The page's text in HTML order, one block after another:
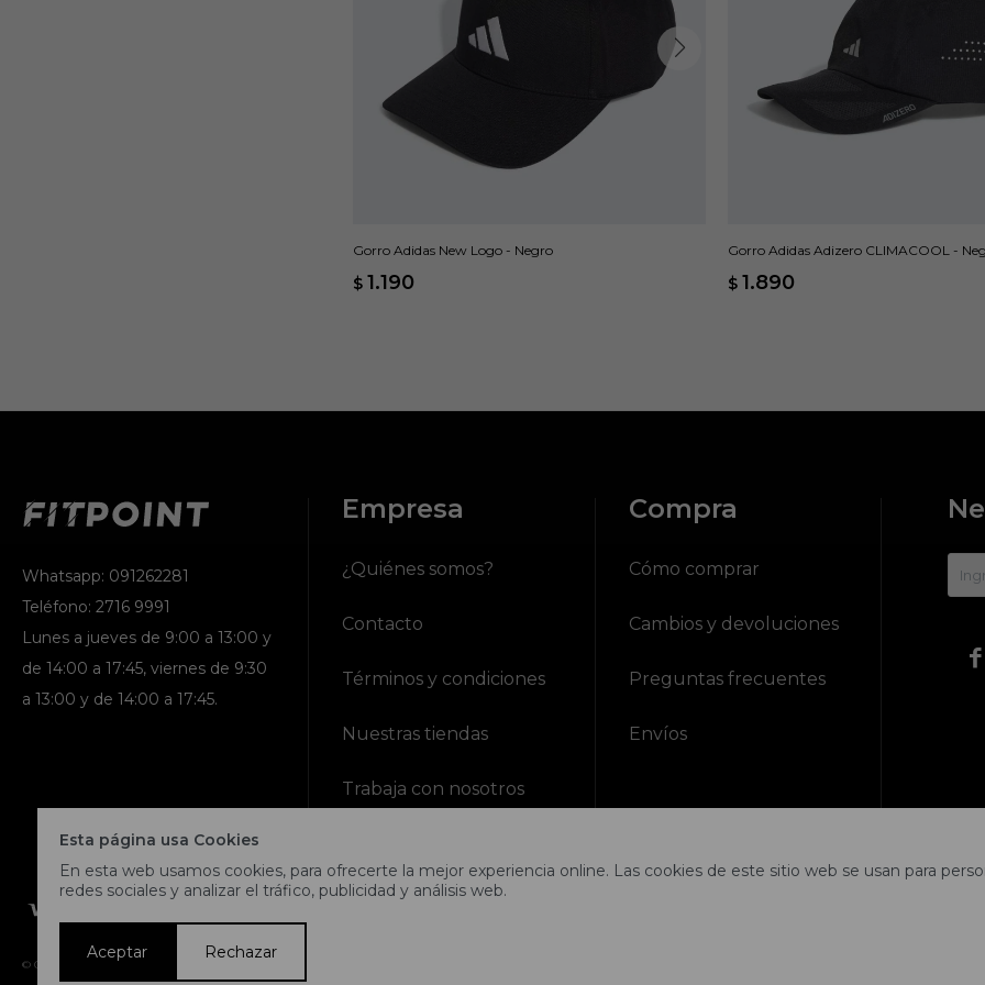
Esta página usa Cookies
En esta web usamos cookies, para ofrecerte la mejor experiencia online. Las cookies de este sitio web se usan para
redes sociales y analizar el tráfico, publicidad y análisis web.
Aceptar Rechazar
Gorro Adidas New Logo - Negro
$ 1.190
Gorro Adidas Adizero CLIMACOOL -
$ 1.890
Whatsapp: 091262281
Teléfono: 2716 9991
Lunes a jueves de 9:00 a 13:00 y
de 14:00 a 17:45, viernes de 9:30
a 13:00 y de 14:00 a 17:45.
Empresa
¿Quiénes somos?
Contacto
Términos y condiciones
Nuestras tiendas
Trabaja con nosotros
Compra
Cómo comprar
Cambios y devoluciones
Preguntas frecuentes
Envíos

© Copyright 2026 / Fitpoint